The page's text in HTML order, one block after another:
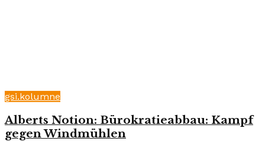
gsi.kolumne
Alberts Notion: Bürokratieabbau: Kampf
gegen Windmühlen